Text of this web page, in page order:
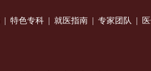
特色专科 就医指南 专家团队